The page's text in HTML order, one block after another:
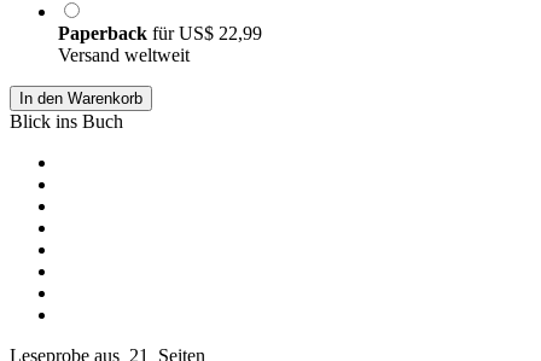
Paperback fürUS$ 22,99
Versand weltweit
In den Warenkorb
Blick ins Buch